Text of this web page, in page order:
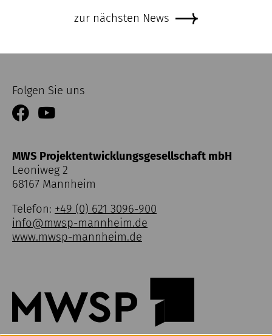
zur nächsten News
MWS Projektentwicklungsgesellschaft mbH
Leoniweg 2
68167 Mannheim
Telefon: +49 (0) 621 3096-900
info@mwsp-mannheim.de
www.mwsp-mannheim.de
Folgen Sie uns